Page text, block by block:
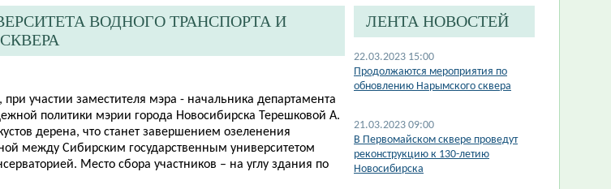
ВОДНОГО ТРАНСПОРТА И
при участии заместителя мэра - начальника департамента
политики мэрии города Новосибирска Терешковой А.
дерена, что станет завершением озеленения
между Сибирским государственным университетом
Место сбора участников – на углу здания по
ЛЕНТА НОВОСТЕЙ
22.03.2023 15:00
​Продолжаются мероприятия по
обновлению Нарымского сквера
21.03.2023 09:00
В Первомайском сквере проведут
реконструкцию к 130-летию
Новосибирска